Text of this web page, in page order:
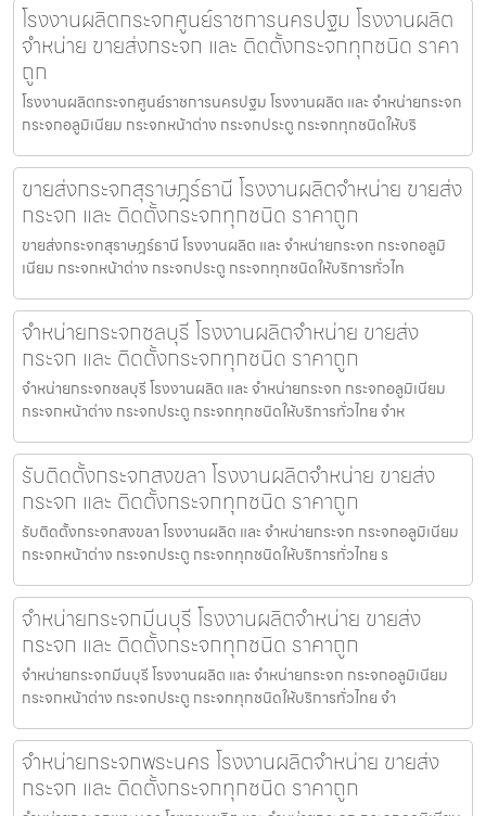
โรงงานผลิตกระจกศูนย์ราชการนครปฐม โรงงานผลิต
จำหน่าย ขายส่งกระจก และ ติดตั้งกระจกทุกชนิด ราคา
ถูก
โรงงานผลิตกระจกศูนย์ราชการนครปฐม โรงงานผลิต และ จำหน่ายกระจก
กระจกอลูมิเนียม กระจกหน้าต่าง กระจกประตู กระจกทุกชนิดให้บริ
ขายส่งกระจกสุราษฎร์ธานี โรงงานผลิตจำหน่าย ขายส่ง
กระจก และ ติดตั้งกระจกทุกชนิด ราคาถูก
ขายส่งกระจกสุราษฎร์ธานี โรงงานผลิต และ จำหน่ายกระจก กระจกอลูมิ
เนียม กระจกหน้าต่าง กระจกประตู กระจกทุกชนิดให้บริการทั่วไท
จำหน่ายกระจกชลบุรี โรงงานผลิตจำหน่าย ขายส่ง
กระจก และ ติดตั้งกระจกทุกชนิด ราคาถูก
จำหน่ายกระจกชลบุรี โรงงานผลิต และ จำหน่ายกระจก กระจกอลูมิเนียม
กระจกหน้าต่าง กระจกประตู กระจกทุกชนิดให้บริการทั่วไทย จำห
รับติดตั้งกระจกสงขลา โรงงานผลิตจำหน่าย ขายส่ง
กระจก และ ติดตั้งกระจกทุกชนิด ราคาถูก
รับติดตั้งกระจกสงขลา โรงงานผลิต และ จำหน่ายกระจก กระจกอลูมิเนียม
กระจกหน้าต่าง กระจกประตู กระจกทุกชนิดให้บริการทั่วไทย ร
จำหน่ายกระจกมีนบุรี โรงงานผลิตจำหน่าย ขายส่ง
กระจก และ ติดตั้งกระจกทุกชนิด ราคาถูก
จำหน่ายกระจกมีนบุรี โรงงานผลิต และ จำหน่ายกระจก กระจกอลูมิเนียม
กระจกหน้าต่าง กระจกประตู กระจกทุกชนิดให้บริการทั่วไทย จำ
จำหน่ายกระจกพระนคร โรงงานผลิตจำหน่าย ขายส่ง
กระจก และ ติดตั้งกระจกทุกชนิด ราคาถูก